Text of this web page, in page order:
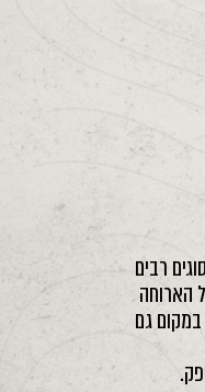
רבים
הארוחה
במקום גם